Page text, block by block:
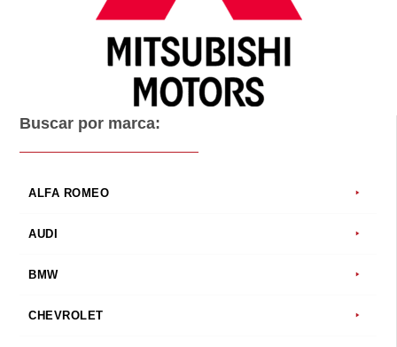
Buscar por marca:
ALFA ROMEO
AUDI
BMW
CHEVROLET